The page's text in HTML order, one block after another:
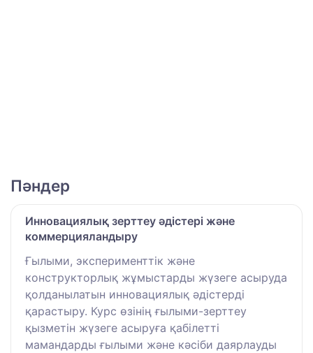
Пәндер
Инновациялық зерттеу әдістері және
коммерцияландыру
Ғылыми, эксперименттік және
конструкторлық жұмыстарды жүзеге асыруда
қолданылатын инновациялық әдістерді
қарастыру. Курс өзінің ғылыми-зерттеу
қызметін жүзеге асыруға қабілетті
мамандарды ғылыми және кәсіби даярлауды